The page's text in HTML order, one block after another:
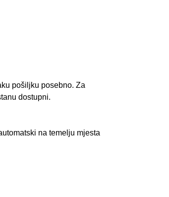
pošiljku posebno. Za
dostupni.
na temelju mjesta